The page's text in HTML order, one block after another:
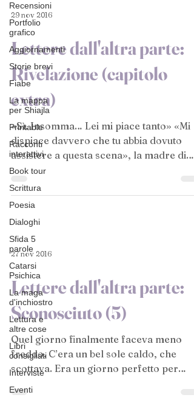
Recensioni
Portfolio
grafico
Aggiornamenti
Storie brevi
Fiabe
La mappa
per Shiajla
Printable
Racconti
interattivi
Book tour
Scrittura
Poesia
Dialoghi
Sfida 5
parole
Catarsi
Psichica
La maga
d'inchiostro
Lettura e
altre cose
Libri
consigliati
Interviste
Eventi
29 nov 2016
Lettere dall'altra parte:
Rivelazione (capitolo
extra)
«Sì. Insomma… Lei mi piace tanto» «Mi
dispiace davvero che tu abbia dovuto
assistere a questa scena», la madre di
Arty aveva un’aria...
27 nov 2016
Lettere dall'altra parte:
Sconosciuto (5)
Quel giorno finalmente faceva meno
freddo. C’era un bel sole caldo, che
scottava. Era un giorno perfetto per